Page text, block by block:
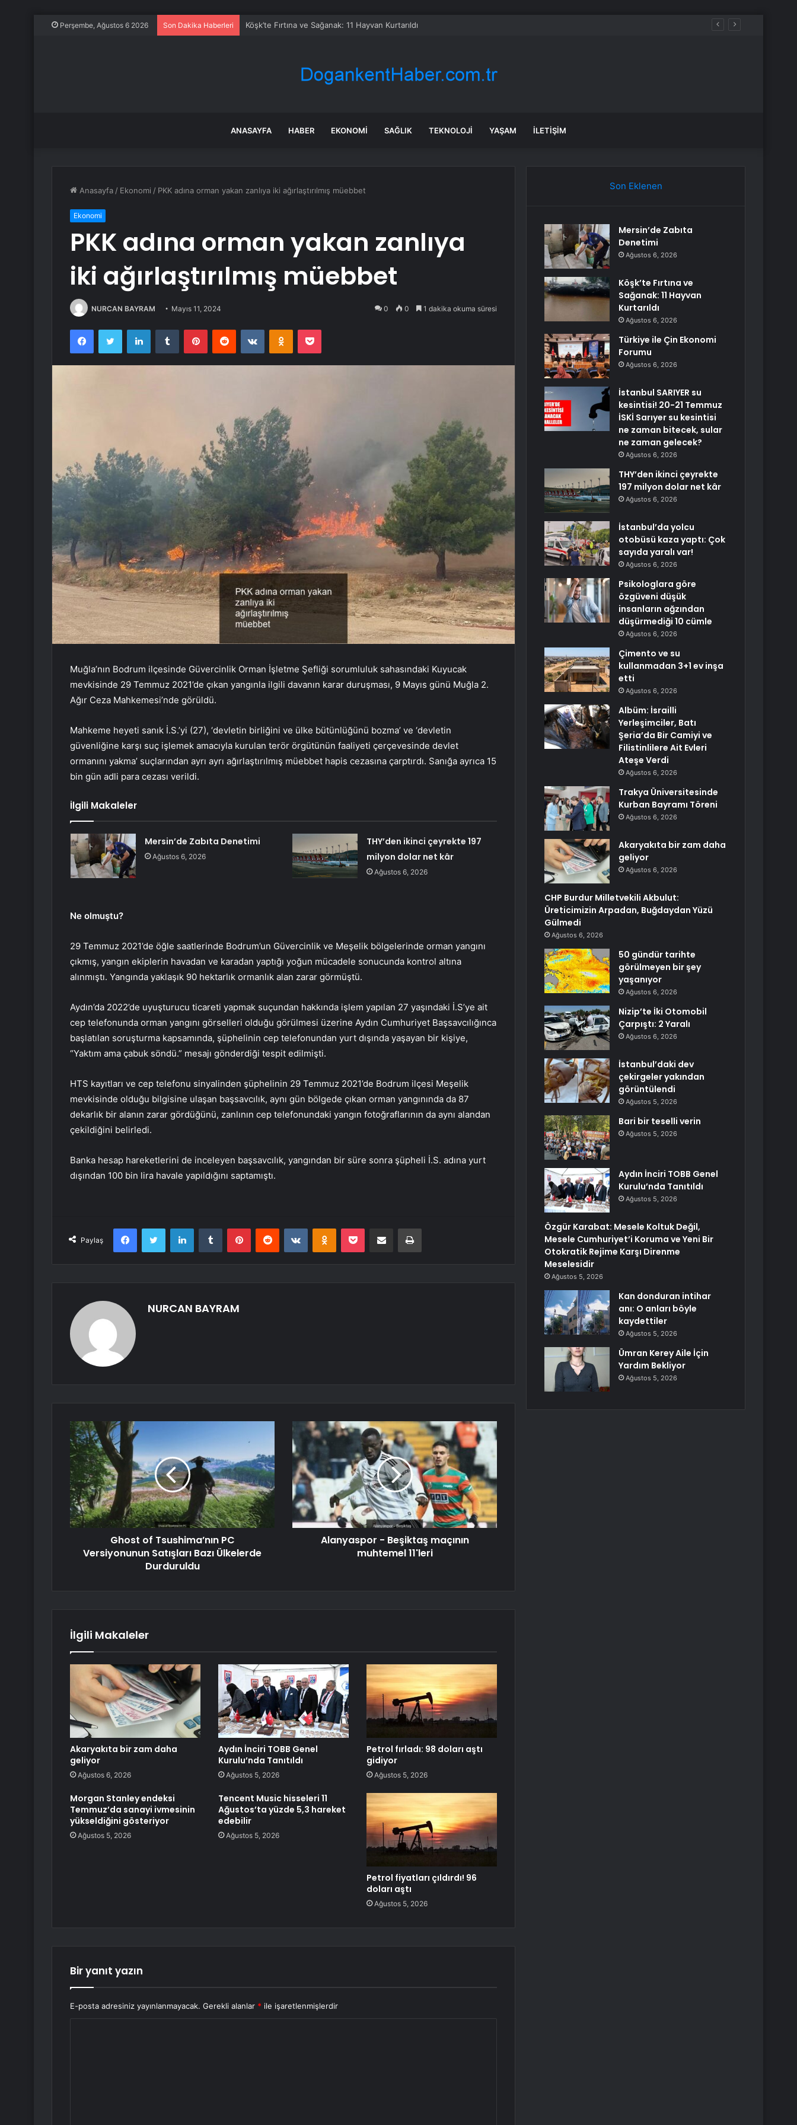
Perşembe, Ağustos 6 2026 Son Dakika Haberleri Köşk’te Fırtına ve Sağanak: 11 Hayvan Kurtarıldı
ANASAYFA HABER EKONOMI SAĞLIK TEKNOLOJI YAŞAM İLETIŞIM
Anasayfa / Ekonomi / PKK adına orman yakan zanlıya iki ağırlaştırılmış müebbet
Ekonomi
PKK adına orman yakan zanlıya
iki ağırlaştırılmış müebbet
NURCAN BAYRAM Mayıs 11, 2024 0 0 1 dakika okuma süresi
FacebookTwitter LinkedInTumblr PinterestReddit VKontakteOdnoklassniki
Pocket
Muğla’nın Bodrum ilçesinde Güvercinlik Orman İşletme Şefliği sorumluluk sahasındaki Kuyucak
mevkisinde 29 Temmuz 2021’de çıkan yangınla ilgili davanın karar duruşması, 9 Mayıs günü Muğla 2.
Ağır Ceza Mahkemesi’nde görüldü.
Mahkeme heyeti sanık İ.S.’yi (27), ‘devletin birliğini ve ülke bütünlüğünü bozma’ ve ‘devletin
güvenliğine karşı suç işlemek amacıyla kurulan terör örgütünün faaliyeti çerçevesinde devlet
ormanını yakma’ suçlarından ayrı ayrı ağırlaştırılmış müebbet hapis cezasına çarptırdı. Sanığa ayrıca 15
bin gün adli para cezası verildi.
İlgili Makaleler
Mersin’de Zabıta Denetimi
Ağustos 6, 2026
THY’den ikinci çeyrekte 197
milyon dolar net kâr
Ağustos 6, 2026
Ne olmuştu?
29 Temmuz 2021’de öğle saatlerinde Bodrum’un Güvercinlik ve Meşelik bölgelerinde orman yangını
çıkmış, yangın ekiplerin havadan ve karadan yaptığı yoğun mücadele sonucunda kontrol altına
alınmıştı. Yangında yaklaşık 90 hektarlık ormanlık alan zarar görmüştü.
Aydın’da 2022’de uyuşturucu ticareti yapmak suçundan hakkında işlem yapılan 27 yaşındaki İ.S’ye ait
cep telefonunda orman yangını görselleri olduğu görülmesi üzerine Aydın Cumhuriyet Başsavcılığınca
başlatılan soruşturma kapsamında, şüphelinin cep telefonundan yurt dışında yaşayan bir kişiye,
“Yaktım ama çabuk söndü.” mesajı gönderdiği tespit edilmişti.
HTS kayıtları ve cep telefonu sinyalinden şüphelinin 29 Temmuz 2021’de Bodrum ilçesi Meşelik
mevkisinde olduğu bilgisine ulaşan başsavcılık, aynı gün bölgede çıkan orman yangınında da 87
dekarlık bir alanın zarar gördüğünü, zanlının cep telefonundaki yangın fotoğraflarının da aynı alandan
çekildiğini belirledi.
Banka hesap hareketlerini de inceleyen başsavcılık, yangından bir süre sonra şüpheli İ.S. adına yurt
dışından 100 bin lira havale yapıldığını saptamıştı.
Paylaş
FacebookTwitter LinkedInTumblr PinterestReddit VKontakteOdnoklassniki
Pocket E-Posta ile paylaş Yazdır
NURCAN BAYRAM
Ghost of Tsushima’nın PC
Versiyonunun Satışları Bazı Ülkelerde
Durduruldu
Alanyaspor - Beşiktaş maçının
muhtemel 11'leri
İlgili Makaleler
Akaryakıta bir zam daha
geliyor
Ağustos 6, 2026
Aydın İnciri TOBB Genel
Kurulu’nda Tanıtıldı
Ağustos 5, 2026
Petrol fırladı: 98 doları aştı
gidiyor
Ağustos 5, 2026
Morgan Stanley endeksi
Temmuz’da sanayi ivmesinin
yükseldiğini gösteriyor
Ağustos 5, 2026
Tencent Music hisseleri 11
Ağustos’ta yüzde 5,3 hareket
edebilir
Ağustos 5, 2026
Petrol fiyatları çıldırdı! 96
doları aştı
Ağustos 5, 2026
Bir yanıt yazın
E-posta adresiniz yayınlanmayacak. Gerekli alanlar * ile işaretlenmişlerdir
Son Eklenen
Mersin’de Zabıta
Denetimi
Ağustos 6, 2026
Köşk’te Fırtına ve
Sağanak: 11 Hayvan
Kurtarıldı
Ağustos 6, 2026
Türkiye ile Çin Ekonomi
Forumu
Ağustos 6, 2026
İstanbul SARIYER su
kesintisi! 20-21 Temmuz
İSKİ Sarıyer su kesintisi
ne zaman bitecek, sular
ne zaman gelecek?
Ağustos 6, 2026
THY’den ikinci çeyrekte
197 milyon dolar net kâr
Ağustos 6, 2026
İstanbul’da yolcu
otobüsü kaza yaptı: Çok
sayıda yaralı var!
Ağustos 6, 2026
Psikologlara göre
özgüveni düşük
insanların ağzından
düşürmediği 10 cümle
Ağustos 6, 2026
Çimento ve su
kullanmadan 3+1 ev inşa
etti
Ağustos 6, 2026
Albüm: İsrailli
Yerleşimciler, Batı
Şeria’da Bir Camiyi ve
Filistinlilere Ait Evleri
Ateşe Verdi
Ağustos 6, 2026
Trakya Üniversitesinde
Kurban Bayramı Töreni
Ağustos 6, 2026
Akaryakıta bir zam daha
geliyor
Ağustos 6, 2026
CHP Burdur Milletvekili Akbulut:
Üreticimizin Arpadan, Buğdaydan Yüzü
Gülmedi
Ağustos 6, 2026
50 gündür tarihte
görülmeyen bir şey
yaşanıyor
Ağustos 6, 2026
Nizip’te İki Otomobil
Çarpıştı: 2 Yaralı
Ağustos 6, 2026
İstanbul’daki dev
çekirgeler yakından
görüntülendi
Ağustos 5, 2026
Bari bir teselli verin
Ağustos 5, 2026
Aydın İnciri TOBB Genel
Kurulu’nda Tanıtıldı
Ağustos 5, 2026
Özgür Karabat: Mesele Koltuk Değil,
Mesele Cumhuriyet’i Koruma ve Yeni Bir
Otokratik Rejime Karşı Direnme
Meselesidir
Ağustos 5, 2026
Kan donduran intihar
anı: O anları böyle
kaydettiler
Ağustos 5, 2026
Ümran Kerey Aile İçin
Yardım Bekliyor
Ağustos 5, 2026